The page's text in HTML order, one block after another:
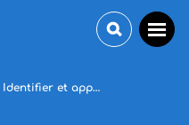
Identifier et apprivoiser l'anxiété de performance